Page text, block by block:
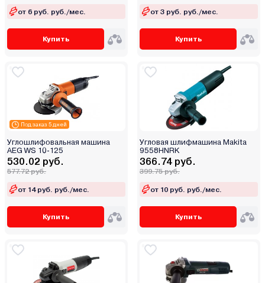
от 6 руб. руб./мес.
Купить
от 3 руб. руб./мес.
Купить
Под заказ 5 дней
Углошлифовальная машина
AEG WS 10-125
530.02 руб.
577.72 руб.
от 14 руб. руб./мес.
Купить
Угловая шлифмашина Makita
9558HNRK
366.74 руб.
399.75 руб.
от 10 руб. руб./мес.
Купить